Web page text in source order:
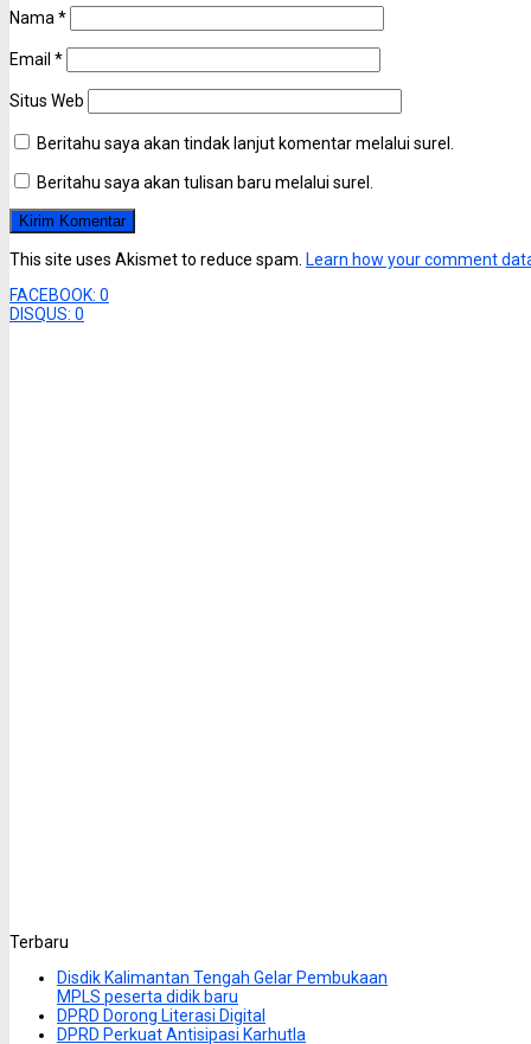
Nama *
Email *
Situs Web
Beritahu saya akan tindak lanjut komentar melalui surel.
Beritahu saya akan tulisan baru melalui surel.
This site uses Akismet to reduce spam. Learn how your comment
FACEBOOK: 0
DISQUS: 0
Terbaru
Disdik Kalimantan Tengah Gelar Pembukaan
MPLS peserta didik baru
DPRD Dorong Literasi Digital
DPRD Perkuat Antisipasi Karhutla